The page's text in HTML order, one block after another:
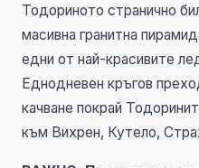
Тодориното странично
масивна гранитна
едни от най-красивите
Еднодневен кръгов
качване покрай
към Вихрен, Кутело,